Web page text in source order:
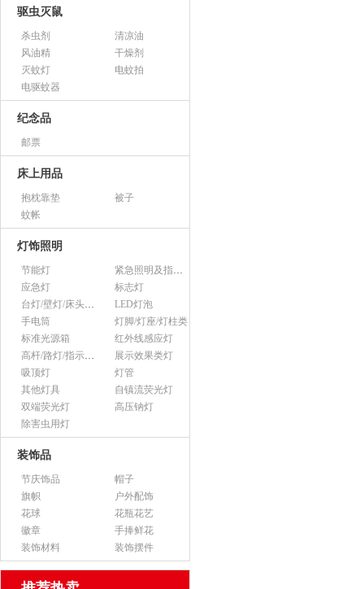
驱虫灭鼠
杀虫剂
清凉油
风油精
干燥剂
灭蚊灯
电蚊拍
电驱蚊器
纪念品
邮票
床上用品
抱枕靠垫
被子
蚊帐
灯饰照明
节能灯
紧急照明及指示灯
应急灯
标志灯
台灯/壁灯/床头灯/落地灯
LED灯泡
手电筒
灯脚/灯座/灯柱类
标准光源箱
红外线感应灯
高杆/路灯/指示灯类
展示效果类灯
吸顶灯
灯管
其他灯具
自镇流荧光灯
双端荧光灯
高压钠灯
除害虫用灯
装饰品
节庆饰品
帽子
旗帜
户外配饰
花球
花瓶花艺
徽章
手捧鲜花
装饰材料
装饰摆件